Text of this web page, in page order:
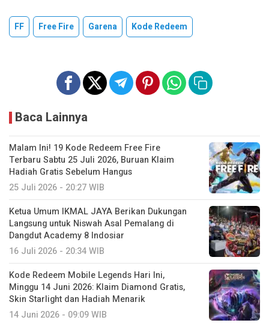
FF Free Fire Garena Kode Redeem
Baca Lainnya
Malam Ini! 19 Kode Redeem Free Fire
Terbaru Sabtu 25 Juli 2026, Buruan Klaim
Hadiah Gratis Sebelum Hangus
25 Juli 2026 - 20:27 WIB
Ketua Umum IKMAL JAYA Berikan Dukungan
Langsung untuk Niswah Asal Pemalang di
Dangdut Academy 8 Indosiar
16 Juli 2026 - 20:34 WIB
Kode Redeem Mobile Legends Hari Ini,
Minggu 14 Juni 2026: Klaim Diamond Gratis,
Skin Starlight dan Hadiah Menarik
14 Juni 2026 - 09:09 WIB